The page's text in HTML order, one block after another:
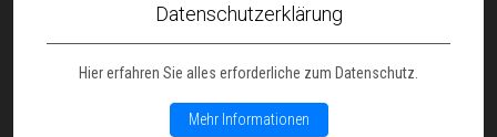
Datenschutzerklärung
Hier erfahren Sie alles erforderliche zum Datenschutz.
Mehr Informationen